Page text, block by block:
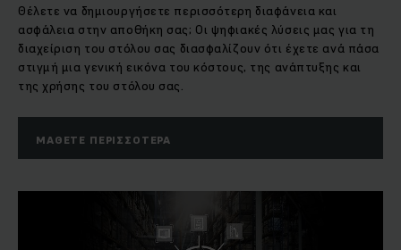
Θέλετε να δημιουργήσετε περισσότερη διαφάνεια και
ασφάλεια στην αποθήκη σας; Οι ψηφιακές λύσεις μας για τη
διαχείριση του στόλου σας διασφαλίζουν ότι έχετε ανά πάσα
στιγμή μια γενική εικόνα του κόστους, της ανάπτυξης και
της χρήσης του στόλου σας.
ΜΆΘΕΤΕ ΠΕΡΙΣΣΌΤΕΡΑ